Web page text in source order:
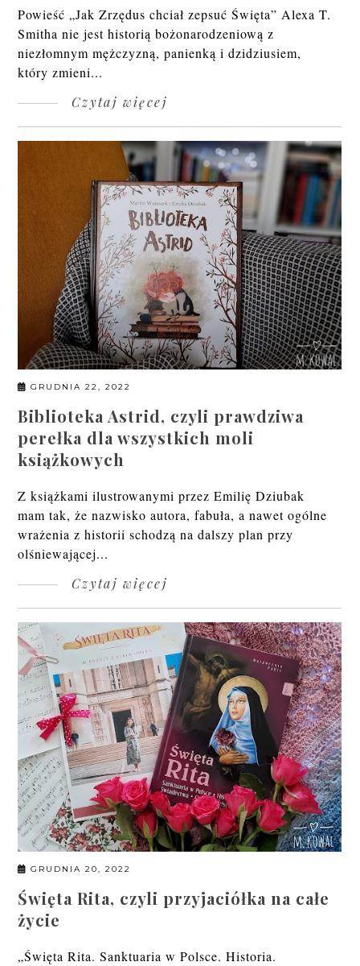
Powieść „Jak Zrzędus chciał zepsuć Święta” Alexa T.
Smitha nie jest historią bożonarodzeniową z
niezłomnym mężczyzną, panienką i dzidziusiem,
który zmieni...
Czytaj więcej
GRUDNIA 22, 2022
Biblioteka Astrid, czyli prawdziwa
perełka dla wszystkich moli
książkowych
Z książkami ilustrowanymi przez Emilię Dziubak
mam tak, że nazwisko autora, fabuła, a nawet ogólne
wrażenia z historii schodzą na dalszy plan przy
olśniewającej...
Czytaj więcej
GRUDNIA 20, 2022
Święta Rita, czyli przyjaciółka na całe
życie
„Święta Rita. Sanktuaria w Polsce. Historia.